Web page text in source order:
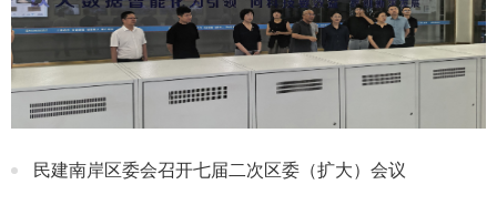
民建南岸区委会召开七届二次区委（扩大）会议